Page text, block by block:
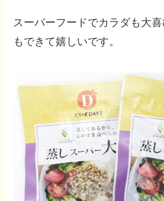
スーパーフードでカラダも大
もできて嬉しいです。